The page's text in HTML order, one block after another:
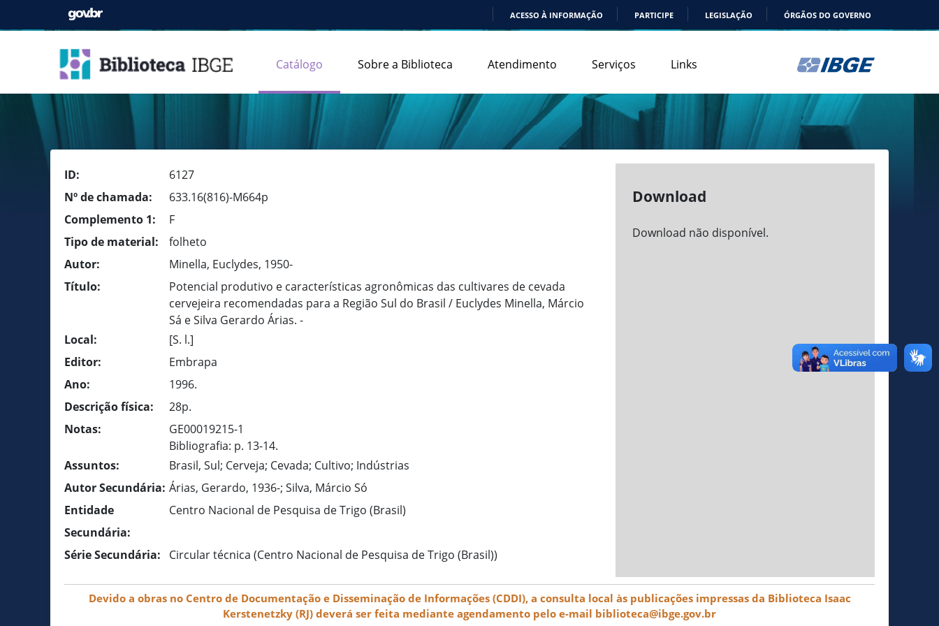
ACESSO À INFORMAÇÃO PARTICIPE LEGISLAÇÃO ÓRGÃOS DO GOVERNO
Catálogo Sobre a Biblioteca Atendimento Serviços Links
ID:
6127
Nº de chamada:
633.16(816)-M664p
Complemento 1:
F
Tipo de material:
folheto
Autor:
Minella, Euclydes, 1950-
Título:
Potencial produtivo e características agronômicas das cultivares de cevada
cervejeira recomendadas para a Região Sul do Brasil / Euclydes Minella, Márcio
Sá e Silva Gerardo Árias. -
Local:
[S. l.]
Editor:
Embrapa
Ano:
1996.
Descrição física:
28p.
Notas:
GE00019215-1
Bibliografia: p. 13-14.
Assuntos:
Brasil, Sul; Cerveja; Cevada; Cultivo; Indústrias
Autor Secundária: Árias, Gerardo, 1936-; Silva, Márcio Só
Entidade
Secundária:
Centro Nacional de Pesquisa de Trigo (Brasil)
Série Secundária: Circular técnica (Centro Nacional de Pesquisa de Trigo (Brasil))
Download
Download não disponível.
Devido a obras no Centro de Documentação e Disseminação de Informações (CDDI), a consulta local às publicações impressas da Biblioteca Isaac
Kerstenetzky (RJ) deverá ser feita mediante agendamento pelo e-mail biblioteca@ibge.gov.br